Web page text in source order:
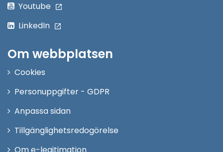
Youtube
LinkedIn
Om webbplatsen
Cookies
Personuppgifter - GDPR
Anpassa sidan
Tillgänglighetsredogörelse